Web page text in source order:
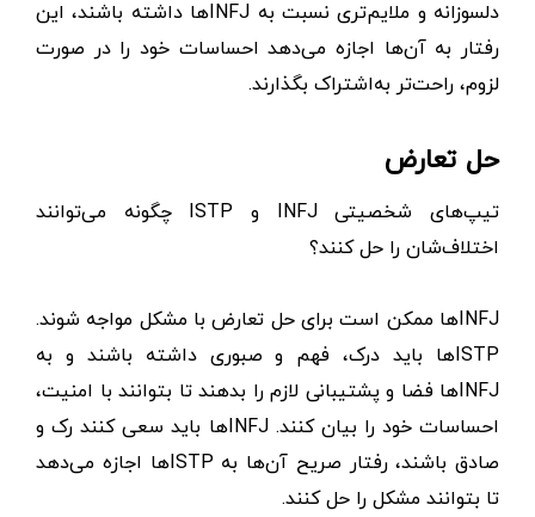
دلسوزانه و ملایم‌تری نسبت به INFJها داشته باشند، این
رفتار به آن‌ها اجازه می‌دهد احساسات خود را در صورت
لزوم، راحت‌تر به‌اشتراک بگذارند.
حل تعارض
تیپ‌های شخصیتی INFJ و ISTP چگونه می‌توانند
اختلاف‌شان را حل کنند؟
INFJها ممکن است برای حل تعارض با مشکل مواجه شوند.
ISTPها باید درک، فهم و صبوری داشته باشند و به
INFJها فضا و پشتیبانی لازم را بدهند تا بتوانند با امنیت،
احساسات خود را بیان کنند. INFJها باید سعی کنند رک و
صادق باشند، رفتار صریح آن‌ها به ISTPها اجازه می‌دهد
تا بتوانند مشکل را حل کنند.